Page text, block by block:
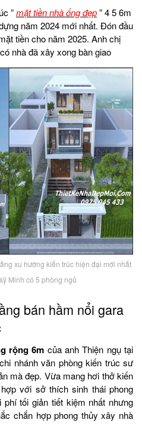
”mặt tiền nhà ống đẹp” 4 5 6m
năm 2024 mới nhất. Đón đầu
tiền cho năm 2025. Anh chị
có nhà đã xây xong bàn giao
xu hướng kiến trúc hiện đại mới nhất
Minh có 5 phòng ngủ
bán hầm nổi gara
rộng 6m của anh Thiện ngụ tại
nhánh văn phòng kiến trúc sư
mà đẹp. Vừa mang hơi thở kiến
với sở thích sinh thái phong
tối giản tiết kiệm nhất nhưng
chắn hợp phong thủy xây nhà